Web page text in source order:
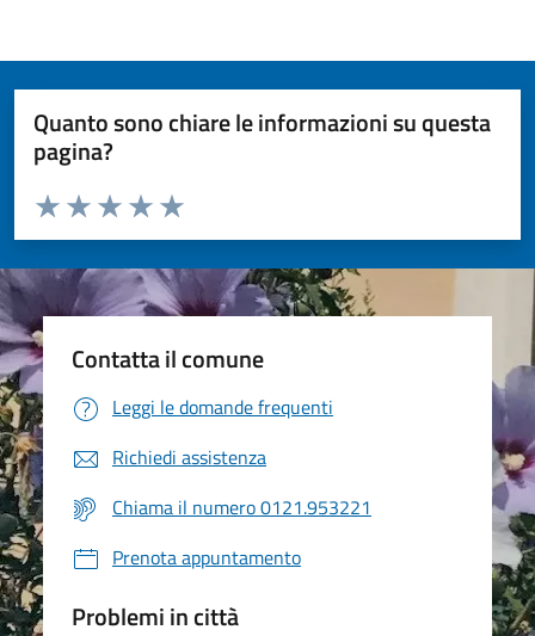
Quanto sono chiare le informazioni su questa
pagina?
Valuta da 1 a 5 stelle la pagina
Valuta 5 stelle su 5
Valuta 4 stelle su 5
Valuta 3 stelle su 5
Valuta 2 stelle su 5
Valuta 1 stelle su 5
Contatta il comune
Leggi le domande frequenti
Richiedi assistenza
Chiama il numero 0121.953221
Prenota appuntamento
Problemi in città